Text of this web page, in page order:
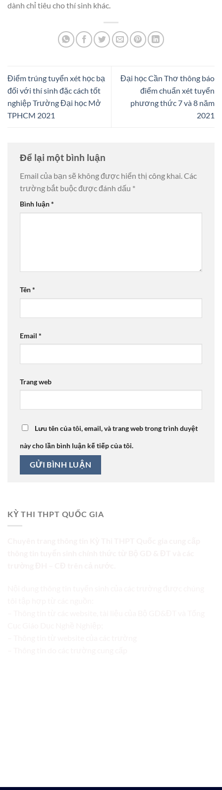
dành chỉ tiêu cho thí sinh khác.
Điểm trúng tuyển xét học bạ
đối với thí sinh đặc cách tốt
nghiệp Trường Đại học Mở
TPHCM 2021
Đại học Cần Thơ thông báo
điểm chuẩn xét tuyển
phương thức 7 và 8 năm
2021
Để lại một bình luận
Email của bạn sẽ không được hiển thị công khai.Các
trường bắt buộc được đánh dấu *
Bình luận*
Tên*
Email *
Trang web
Lưu tên của tôi, email, và trang web trong trình duyệt
này cho lần bình luận kế tiếp của tôi.
KỲ THI THPT QUỐC GIA